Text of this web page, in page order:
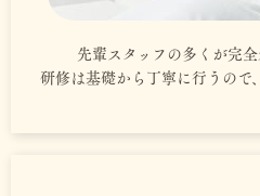
先輩スタッフの多くが完
研修は基礎から丁寧に行うので